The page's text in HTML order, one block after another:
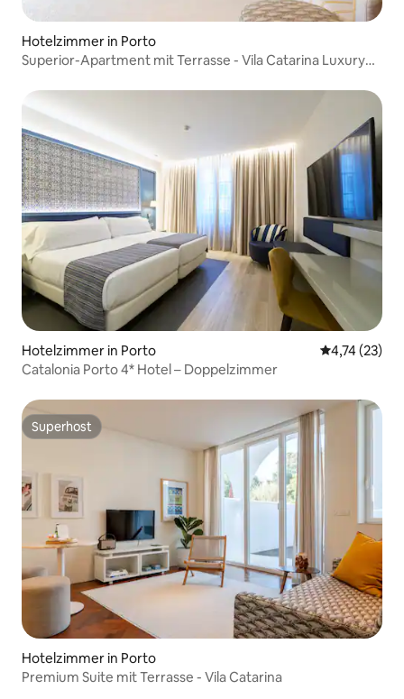
Hotelzimmer in Porto
Superior-Apartment mit Terrasse - Vila Catarina Luxury
Hotelzimmer in Porto
4,74 (23)
Catalonia Porto 4* Hotel – Doppelzimmer
Superhost
Superhost
Hotelzimmer in Porto
Premium Suite mit Terrasse - Vila Catarina